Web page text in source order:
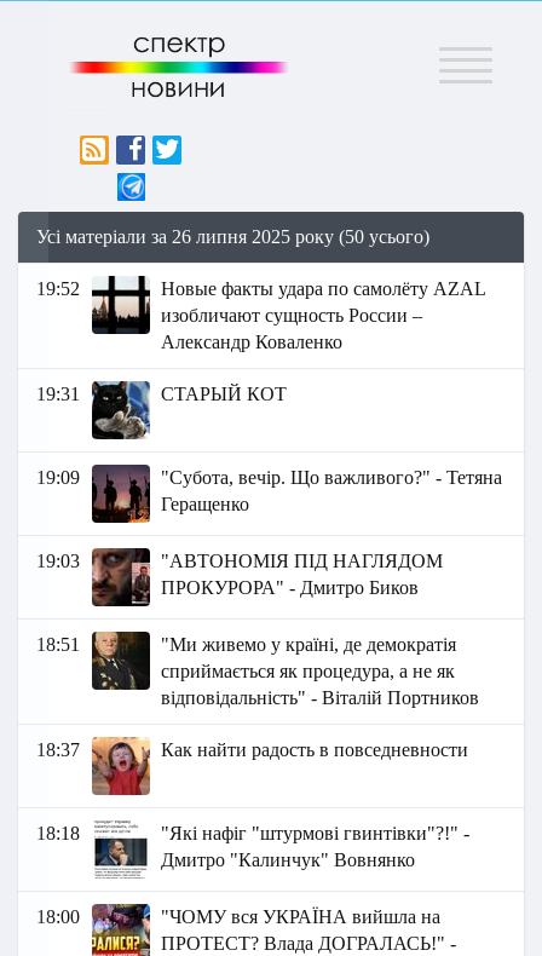
Меню
Усі матеріали за 26 липня 2025 року (50 усього)
19:52
Новые факты удара по самолёту AZAL
изобличают сущность России –
Александр Коваленко
19:31 СТАРЫЙ КОТ
19:09
"Субота, вечір. Що важливого?" - Тетяна
Геращенко
19:03
"АВТОНОМІЯ ПІД НАГЛЯДОМ
ПРОКУРОРА" - Дмитро Биков
18:51
"Ми живемо у країні, де демократія
сприймається як процедура, а не як
відповідальність" - Віталій Портников
18:37 Как найти радость в повседневности
18:18
"Які нафіг "штурмові гвинтівки"?! " -
Дмитро "Калинчук" Вовнянко
18:00
"ЧОМУ вся УКРАЇНА вийшла на
ПРОТЕСТ? Влада ДОГРАЛАСЬ!" -